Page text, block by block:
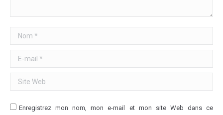
Nom *
E-mail *
Site Web
Enregistrez mon nom, mon e-mail et mon site Web dans ce